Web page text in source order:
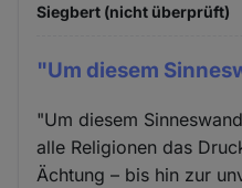
Siegbert (nicht überprüft)
"Um diesem
"Um diesem
alle Religionen das
Ächtung – bis hin zur